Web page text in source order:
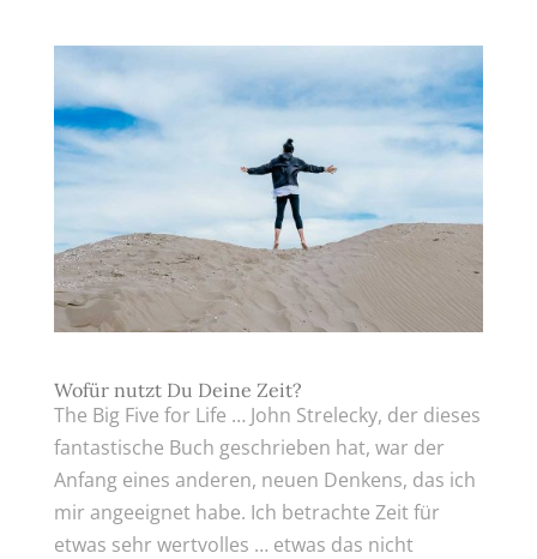
Wofür nutzt Du Deine Zeit?
The Big Five for Life … John Strelecky, der dieses
fantastische Buch geschrieben hat, war der
Anfang eines anderen, neuen Denkens, das ich
mir angeeignet habe. Ich betrachte Zeit für
etwas sehr wertvolles … etwas das nicht